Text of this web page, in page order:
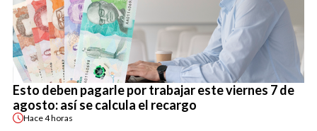
Esto deben pagarle por trabajar este viernes 7 de
agosto: así se calcula el recargo
Hace4 horas